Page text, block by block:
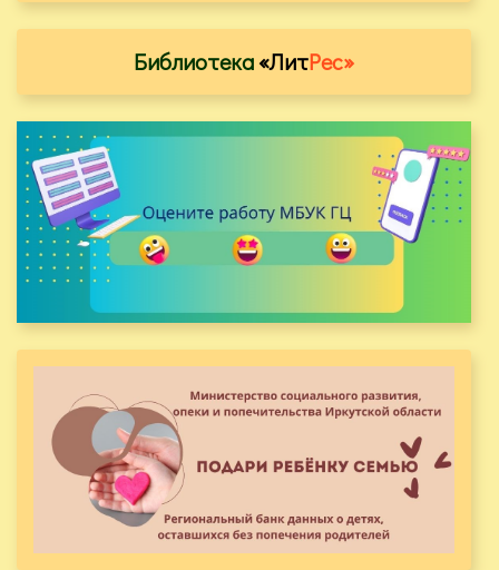
Библиотека«ЛитРес»